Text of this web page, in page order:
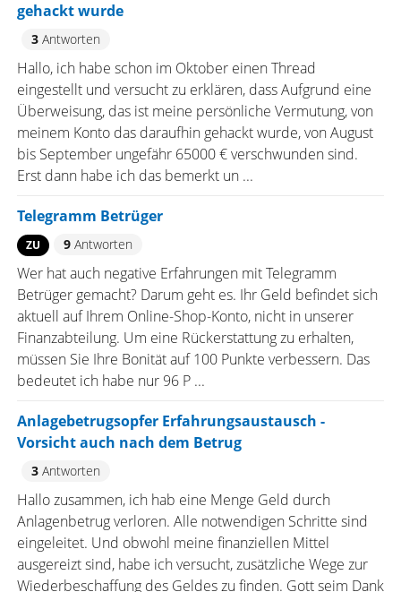
gehackt wurde
3Antworten
Hallo, ich habe schon im Oktober einen Thread
eingestellt und versucht zu erklären, dass Aufgrund eine
Überweisung, das ist meine persönliche Vermutung, von
meinem Konto das daraufhin gehackt wurde, von August
bis September ungefähr 65000 € verschwunden sind.
Erst dann habe ich das bemerkt un ...
Telegramm Betrüger
ZU 9Antworten
Wer hat auch negative Erfahrungen mit Telegramm
Betrüger gemacht? Darum geht es. Ihr Geld befindet sich
aktuell auf Ihrem Online-Shop-Konto, nicht in unserer
Finanzabteilung. Um eine Rückerstattung zu erhalten,
müssen Sie Ihre Bonität auf 100 Punkte verbessern. Das
bedeutet ich habe nur 96 P ...
Anlagebetrugsopfer Erfahrungsaustausch -
Vorsicht auch nach dem Betrug
3Antworten
Hallo zusammen, ich hab eine Menge Geld durch
Anlagenbetrug verloren. Alle notwendigen Schritte sind
eingeleitet. Und obwohl meine finanziellen Mittel
ausgereizt sind, habe ich versucht, zusätzliche Wege zur
Wiederbeschaffung des Geldes zu finden. Gott seim Dank